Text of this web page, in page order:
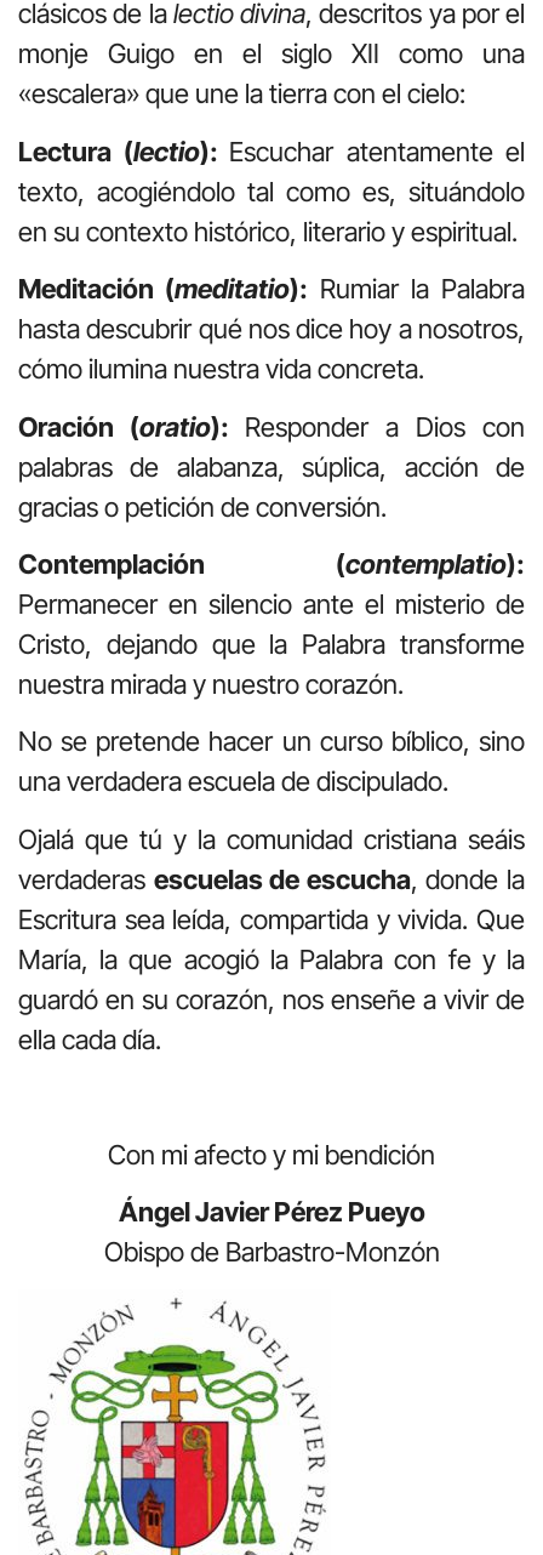
clásicos de lalectio divina, descritos ya por el
monje Guigo en el siglo XII como una
«escalera» que une la tierra con el cielo:
Lectura (lectio): Escuchar atentamente el
texto, acogiéndolo tal como es, situándolo
en su contexto histórico, literario y espiritual.
Meditación (meditatio): Rumiar la Palabra
hasta descubrir qué nos dice hoy a nosotros,
cómo ilumina nuestra vida concreta.
Oración (oratio): Responder a Dios con
palabras de alabanza, súplica, acción de
gracias o petición de conversión.
Contemplación (contemplatio):
Permanecer en silencio ante el misterio de
Cristo, dejando que la Palabra transforme
nuestra mirada y nuestro corazón.
No se pretende hacer un curso bíblico, sino
una verdadera escuela de discipulado.
Ojalá que tú y la comunidad cristiana seáis
verdaderas escuelas de escucha, donde la
Escritura sea leída, compartida y vivida. Que
María, la que acogió la Palabra con fe y la
guardó en su corazón, nos enseñe a vivir de
ella cada día.
Con mi afecto y mi bendición
Ángel Javier Pérez Pueyo
Obispo de Barbastro-Monzón